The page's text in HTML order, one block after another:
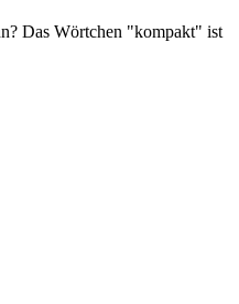
Das Wörtchen "kompakt" ist